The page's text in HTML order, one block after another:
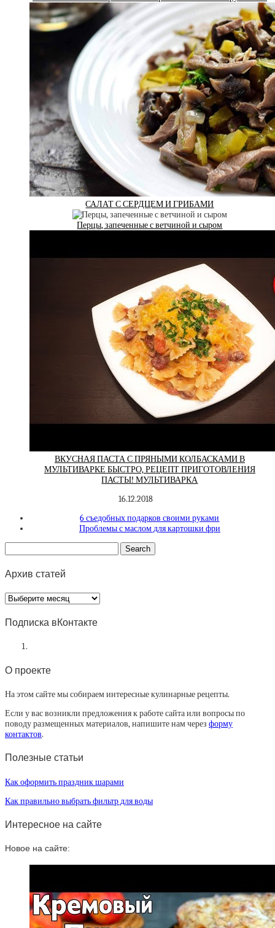
САЛАТ С СЕРДЦЕМ И ГРИБАМИ
Перцы, запеченные с ветчиной и сыром
ВКУСНАЯ ПАСТА С ПРЯНЫМИ КОЛБАСКАМИ В
МУЛЬТИВАРКЕ БЫСТРО, РЕЦЕПТ ПРИГОТОВЛЕНИЯ
ПАСТЫ! МУЛЬТИВАРКА
16.12.2018
6 съедобных подарков своими руками
Проблемы с маслом для картошки фри
Архив статей
Архив
статей
Подписка вКонтакте
О проекте
На этом сайте мы собираем интересные кулинарные рецепты.
Если у вас возникли предложения к работе сайта или вопросы по
поводу размещенных материалов, напишите нам через форму
контактов.
Полезные статьи
Как оформить праздник шарами
Как правильно выбрать фильтр для воды
Интересное на сайте
Новое на сайте: